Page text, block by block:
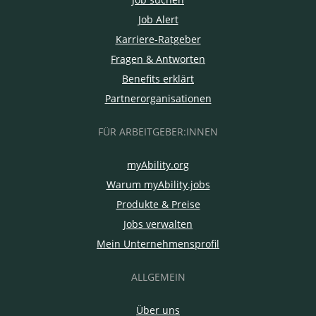
Job Alert
Karriere-Ratgeber
Fragen & Antworten
Benefits erklärt
Partnerorganisationen
FÜR ARBEITGEBER:INNEN
myAbility.org
Warum myAbility.jobs
Produkte & Preise
Jobs verwalten
Mein Unternehmensprofil
ALLGEMEIN
Über uns